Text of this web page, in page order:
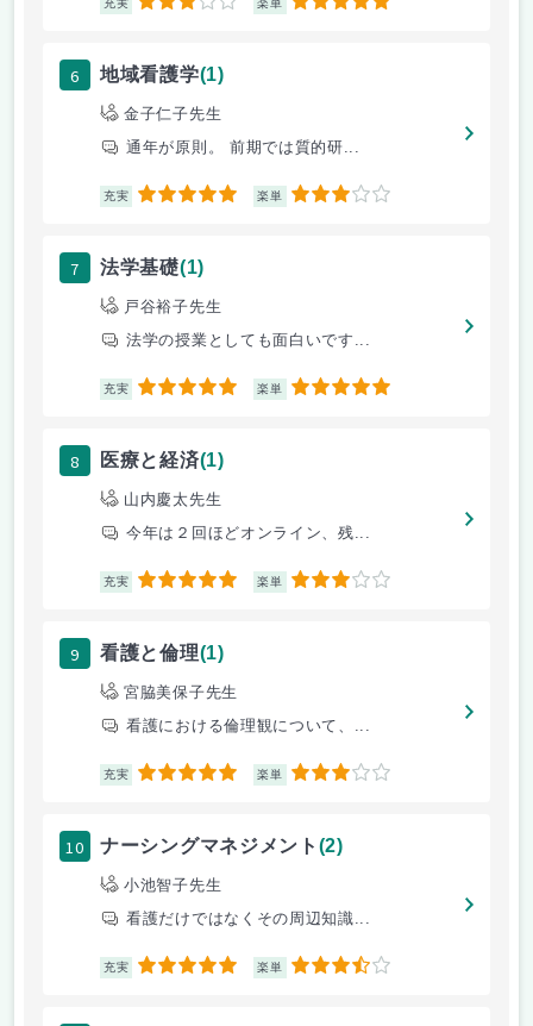
充実 3 楽単 5
6 地域看護学(1)
金子仁子先生
通年が原則。 前期では質的研...
充実 5 楽単 3
7 法学基礎(1)
戸谷裕子先生
法学の授業としても面白いです...
充実 5 楽単 5
8 医療と経済(1)
山内慶太先生
今年は２回ほどオンライン、残...
充実 5 楽単 3
9 看護と倫理(1)
宮脇美保子先生
看護における倫理観について、...
充実 5 楽単 3
10 ナーシングマネジメント (2)
小池智子先生
看護だけではなくその周辺知識...
充実 5 楽単 3.5